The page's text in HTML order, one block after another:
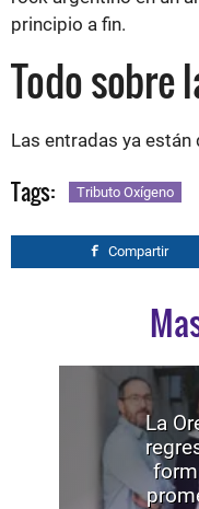
principio a fin.
Todo sobre
Las entradas ya
Tags: Tributo Oxígeno
Compartir
La